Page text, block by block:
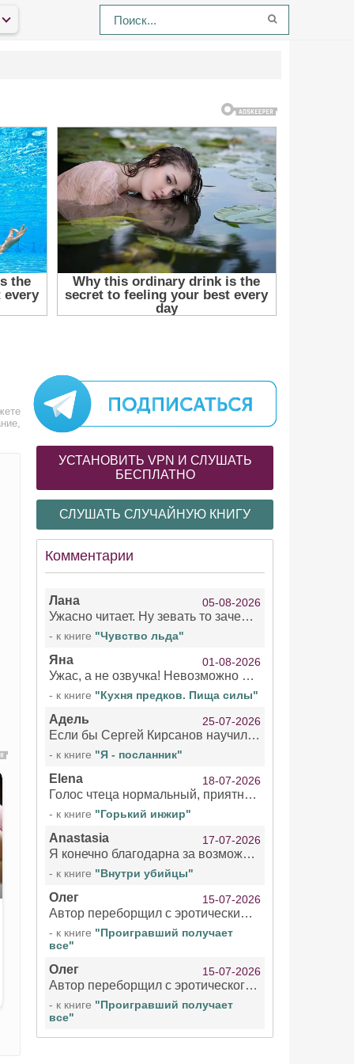
УСТАНОВИТЬ VPN И СЛУШАТЬ
БЕСПЛАТНО
СЛУШАТЬ СЛУЧАЙНУЮ КНИГУ
Комментарии
Лана 05-08-2026
Ужасно читает. Ну зевать то зачем. Уже не говорю, что ударения ставит, как хочет.
- к книге "Чувство льда"
Яна 01-08-2026
Ужас, а не озвучка! Невозможно вникать в смысл текста из за кривляний чтеца
- к книге "Кухня предков. Пища силы"
Адель 25-07-2026
Если бы Сергей Кирсанов научился не сглатывать каждые 1-2 минуты слюну, так что слышно в микрофоне и, что вызывает отвращение, то мелжно было бы слушать.
- к книге "Я - посланник"
Elena 18-07-2026
Голос чтеца нормальный, приятный тембр. Мне очень понравилось озвучивание рассказа. Очень странный отзыв Надежды. Может у неё что-то с нервами?
- к книге "Горький инжир"
Anastasia 17-07-2026
Я конечно благодарна за возможность бесплатно слушать книги даже новинки , но чтение этой книги просто ужасно
- к книге "Внутри убийцы"
Олег 15-07-2026
Автор переборщил с эротическими сценами. Похоже, с этим у него проблемы.
- к книге "Проигравший получает
все"
Олег 15-07-2026
Автор переборщил с эротического сценами. Похоже, с этим у него проблемы.
- к книге "Проигравший получает
все"